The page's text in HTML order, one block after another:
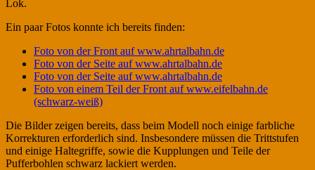
Lok.
Ein paar Fotos konnte ich bereits finden:
Foto von der Front auf www.ahrtalbahn.de
Foto von der Seite auf www.ahrtalbahn.de
Foto von der Seite auf www.ahrtalbahn.de
Foto von einem Teil der Front auf www.eifelbahn.de
(schwarz-weiß)
Die Bilder zeigen bereits, dass beim Modell noch einige farbliche
Korrekturen erforderlich sind. Insbesondere müssen die Trittstufen
und einige Haltegriffe, sowie die Kupplungen und Teile der
Pufferbohlen schwarz lackiert werden.